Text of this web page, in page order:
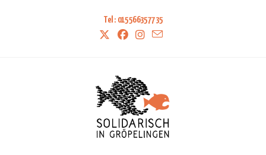
Tel: 015566357735